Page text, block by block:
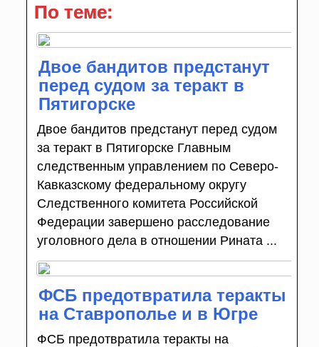
По теме:
Двое бандитов предстанут
перед судом за теракт в
Пятигорске
Двое бандитов предстанут перед судом
за теракт в Пятигорске Главным
следственным управлением по Северо-
Кавказскому федеральному округу
Следственного комитета Российской
Федерации завершено расследование
уголовного дела в отношении Рината ...
ФСБ предотвратила теракты
на Ставрополье и в Югре
ФСБ предотвратила теракты на